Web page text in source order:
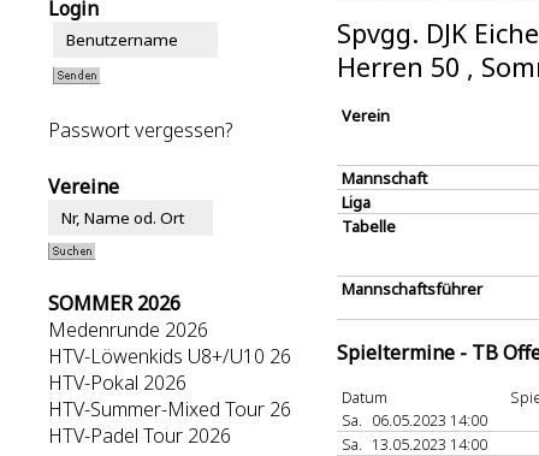
Login
Passwort vergessen?
Vereine
SOMMER 2026
Medenrunde 2026
HTV-Löwenkids U8+/U10 26
HTV-Pokal 2026
HTV-Summer-Mixed Tour 26
HTV-Padel Tour 2026
Spvgg. DJK
Herren 50 ,
Verein
Mannschaft
Liga
Tabelle
Mannschaftsführer
Spieltermine - TB
Datum
Sa. 06.05.2023 14:00
Sa. 13.05.2023 14:00